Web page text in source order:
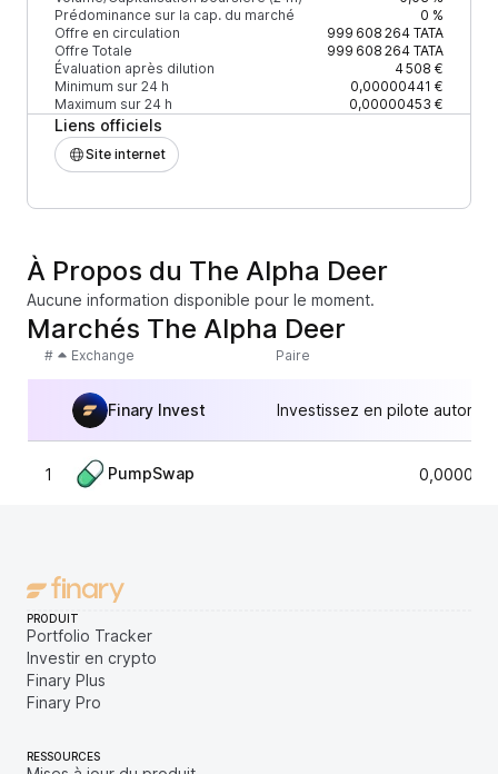
Prédominance sur la cap. du marché
0 %
Offre en circulation
999 608 264TATA
Offre Totale
999 608 264TATA
Évaluation après dilution
4 508 €
Minimum sur 24 h
0,00000441 €
Maximum sur 24 h
0,00000453 €
Liens officiels
Site internet
À Propos du The Alpha Deer
Aucune information disponible pour le moment.
Marchés The Alpha Deer
# Exchange Paire
Finary Invest Investissez en pilote
1 PumpSwap
PRODUIT
Portfolio Tracker
Investir en crypto
Finary Plus
Finary Pro
RESSOURCES